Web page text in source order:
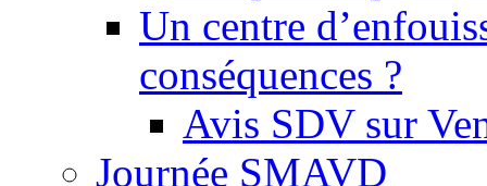
Un centre
conséquences ?
Avis SDV sur
Journée SMAVD